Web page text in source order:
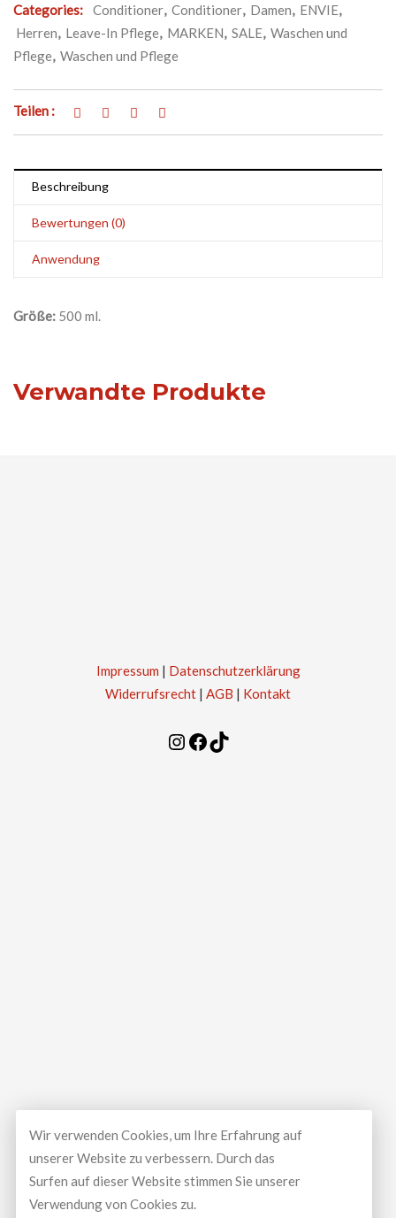
Categories:
Conditioner, Conditioner, Damen, ENVIE,
Herren, Leave-In Pflege, MARKEN, SALE, Waschen und
Pflege, Waschen und Pflege
Teilen :
Beschreibung
Bewertungen (0)
Anwendung
Größe: 500 ml.
Verwandte Produkte
Impressum | Datenschutzerklärung
Widerrufsrecht | AGB | Kontakt
Instagram
Facebook
Wir verwenden Cookies, um Ihre Erfahrung auf
unserer Website zu verbessern. Durch das
Surfen auf dieser Website stimmen Sie unserer
Verwendung von Cookies zu.